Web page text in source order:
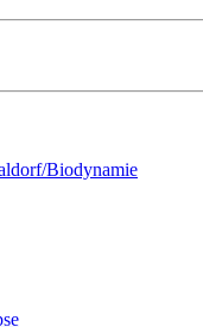
Biodynamie